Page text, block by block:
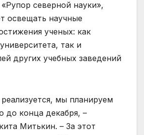
северной науки»,
освещать научные
ученых: как
так и
других учебных заведений
мы планируем
до конца декабря, –
Митькин. – За этот